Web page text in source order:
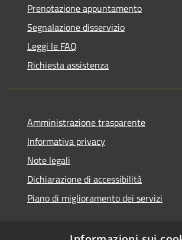
Prenotazione appuntamento
Segnalazione disservizio
Leggi le FAQ
Richiesta assistenza
Amministrazione trasparente
Informativa privacy
Note legali
Dichiarazione di accessibilità
Piano di miglioramento dei servizi